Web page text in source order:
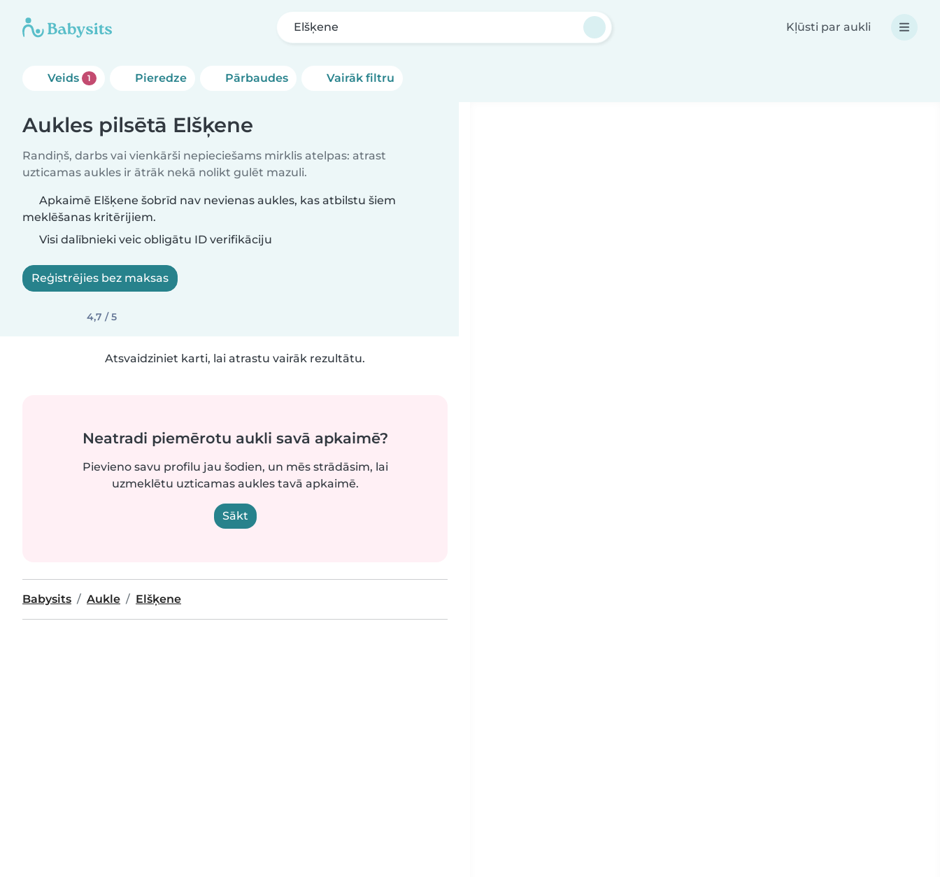
Elšķene Kļūsti par aukli
Veids 1 Pieredze Pārbaudes Vairāk filtru
Aukles pilsētā Elšķene
Randiņš, darbs vai vienkārši nepieciešams mirklis atelpas: atrast
uzticamas aukles ir ātrāk nekā nolikt gulēt mazuli.
Apkaimē Elšķene šobrīd nav nevienas aukles, kas atbilstu šiem
meklēšanas kritērijiem.
Visi dalībnieki veic obligātu ID verifikāciju
Reģistrējies bez maksas
4,7 / 5
Atsvaidziniet karti, lai atrastu vairāk rezultātu.
Neatradi piemērotu aukli savā apkaimē?
Pievieno savu profilu jau šodien, un mēs strādāsim, lai
uzmeklētu uzticamas aukles tavā apkaimē.
Sākt
Babysits Aukle Elšķene